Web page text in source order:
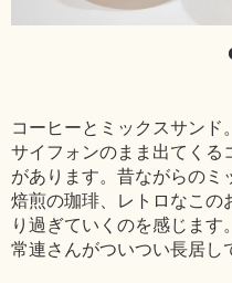
コーヒーとミックスサンド。
サイフォンのまま出てくる
があります。昔ながらのミ
焙煎の珈琲、レトロなこの
り過ぎていくのを感じます。
常連さんがついつい長居し